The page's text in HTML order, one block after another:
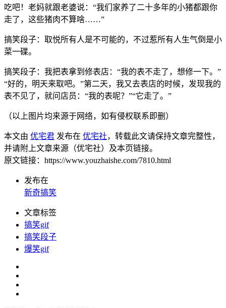
吃吧！老妈就跟老婆说：“我们家养了二十多年的小猪都跟你
走了，这些猪肉不算啥……”
搞笑段子：取悦所有人是不可能的，不过惹所有人生气倒是小
菜一碟。
搞笑段子：我把表拿到修表店：“我的表不走了，想修一下。”
“好的，明天来取吧。”第二天，我又去表店的时候，发现我的
表不见了，就问店员：“我的表呢？”“它走了。”
（以上图片均来源于网络，如有侵权联系即删）
本文由 优宅君 发布在 优宅社，转载此文请保持文章完整性，
并请附上文章来源（优宅社）及本页链接。
原文链接：https://www.youzhaishe.com/7810.html
发布在
新奇搞笑
文章标签
搞笑gif
搞笑段子
爆笑gif